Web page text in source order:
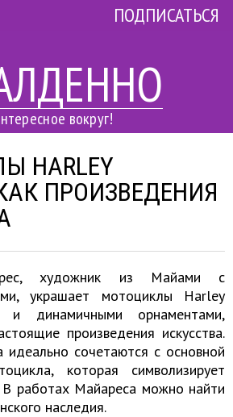
вокруг!
ПОДПИСАТЬСЯ
HARLEY
КАК ПРОИЗВЕДЕНИЯ
художник из Майами с
украшает мотоциклы Harley
и динамичными орнаментами,
произведения искусства.
идеально сочетаются с основной
которая символизирует
В работах Майареса можно найти
наследия.